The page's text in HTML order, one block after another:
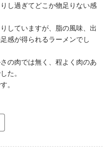
し過ぎてどこか物足りない感
していますが、脂の風味、出
感が得られるラーメンでし
の肉では無く、程よく肉のあ
た。
。